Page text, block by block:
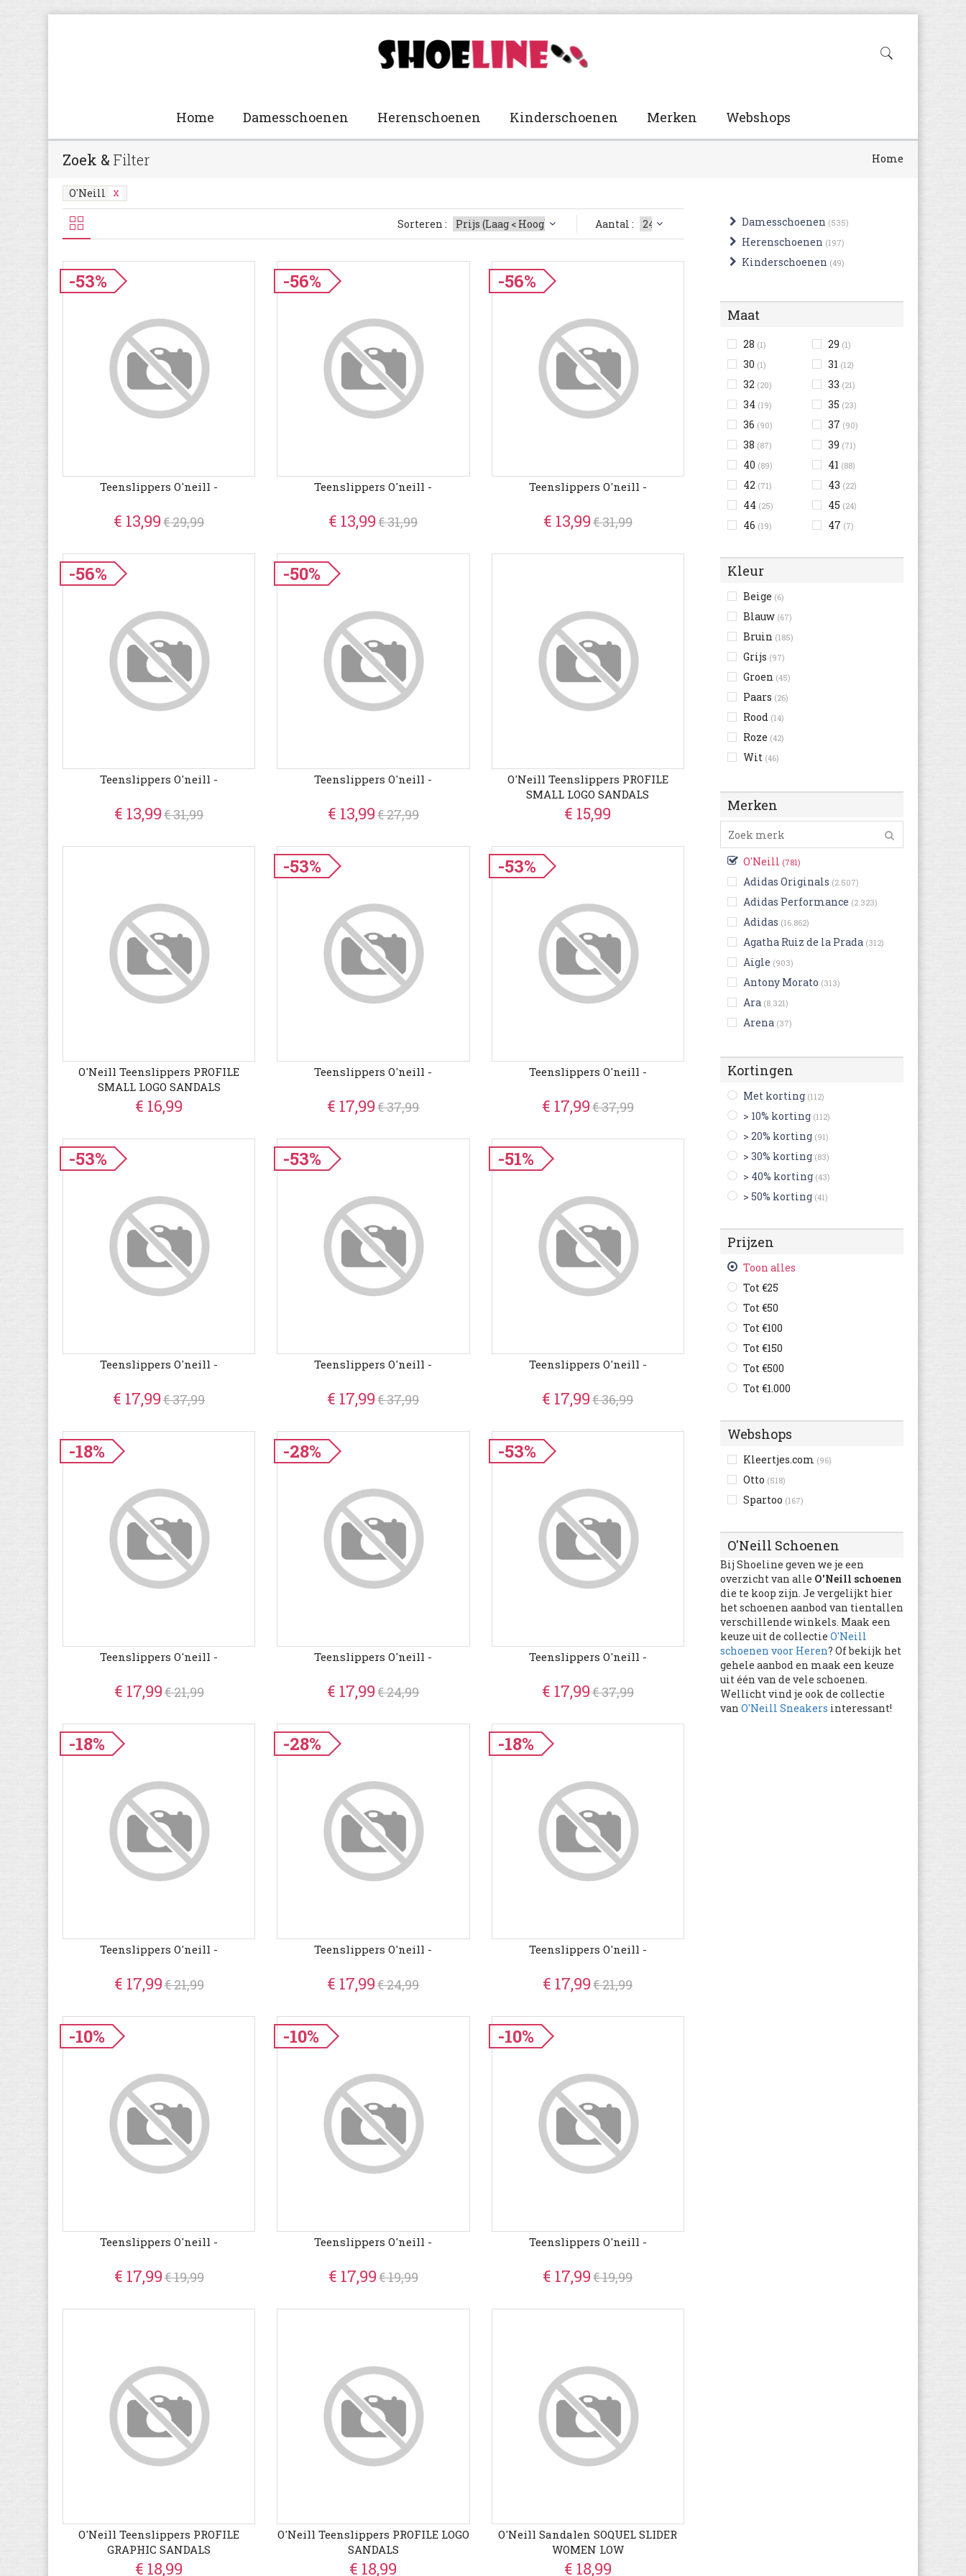
Home Damesschoenen Herenschoenen Kinderschoenen Merken Webshops
Zoek & Filter Home
O'Neill
Damesschoenen (535)
Herenschoenen (197)
Kinderschoenen (49)
Maat
28 (1) 29 (1)
30 (1) 31 (12)
32 (20) 33 (21)
34 (19) 35 (23)
36 (90) 37 (90)
38 (87) 39 (71)
40 (89) 41 (88)
42 (71) 43 (22)
44 (25) 45 (24)
46 (19) 47 (7)
Kleur
Beige (6)
Blauw (67)
Bruin (185)
Grijs (97)
Groen (45)
Paars (26)
Rood (14)
Roze (42)
Wit (46)
Zwart
Merken
O'Neill (781)
Adidas Originals (2.507)
Adidas Performance (2.323)
Adidas (16.862)
Agatha Ruiz de la Prada (312)
Aigle (903)
Antony Morato (313)
Ara (8.321)
Arena (37)
Ash
Aster
Australian (1.140)
Benetton
Bensimon (701)
Be Only
Bergstein (292)
Billabong
Birkenstock
Bisgaard
Björn Borg
Blackstone
Bobs (59)
Braqeez
Brenda Zaro
Buffalo
Bugatti (4.337)
Bullboxer
Bunker (10)
C1rca (15)
Cacharel (3)
Camel Active
Camper (3.821)
Caterpillar (1.130)
Catimini (105)
Champion (639)
chicco (1.627)
Chipie (2)
Kortingen
Met korting (112)
> 10% korting (112)
> 20% korting (91)
> 30% korting (83)
> 40% korting (43)
> 50% korting (41)
Prijzen
Toon alles
Tot €25
Tot €50
Tot €100
Tot €150
Tot €500
Tot €1.000
Webshops
Kleertjes.com (96)
Otto (518)
Spartoo (167)
O'Neill Schoenen
Bij Shoeline geven we je een
overzicht van alle O'Neill schoenen
die te koop zijn. Je vergelijkt hier
het schoenen aanbod van tientallen
verschillende winkels. Maak een
keuze uit de collectie O'Neill
schoenen voor Heren? Of bekijk het
gehele aanbod en maak een keuze
uit één van de vele schoenen.
Wellicht vind je ook de collectie
van O'Neill Sneakers interessant!
Sorteren : Aantal :
-53%
Teenslippers O'neill -
€ 13,99€ 29,99
-56%
Teenslippers O'neill -
€ 13,99€ 31,99
-56%
Teenslippers O'neill -
€ 13,99€ 31,99
-56%
Teenslippers O'neill -
€ 13,99€ 31,99
-50%
Teenslippers O'neill -
€ 13,99€ 27,99
O'Neill Teenslippers PROFILE
SMALL LOGO SANDALS
€ 15,99
O'Neill Teenslippers PROFILE
SMALL LOGO SANDALS
€ 16,99
-53%
Teenslippers O'neill -
€ 17,99€ 37,99
-53%
Teenslippers O'neill -
€ 17,99€ 37,99
-53%
Teenslippers O'neill -
€ 17,99€ 37,99
-53%
Teenslippers O'neill -
€ 17,99€ 37,99
-51%
Teenslippers O'neill -
€ 17,99€ 36,99
-18%
Teenslippers O'neill -
€ 17,99€ 21,99
-28%
Teenslippers O'neill -
€ 17,99€ 24,99
-53%
Teenslippers O'neill -
€ 17,99€ 37,99
-18%
Teenslippers O'neill -
€ 17,99€ 21,99
-28%
Teenslippers O'neill -
€ 17,99€ 24,99
-18%
Teenslippers O'neill -
€ 17,99€ 21,99
-10%
Teenslippers O'neill -
€ 17,99€ 19,99
-10%
Teenslippers O'neill -
€ 17,99€ 19,99
-10%
Teenslippers O'neill -
€ 17,99€ 19,99
O'Neill Teenslippers PROFILE
GRAPHIC SANDALS
€ 18,99
O'Neill Teenslippers PROFILE LOGO
SANDALS
€ 18,99
O'Neill Sandalen SOQUEL SLIDER
WOMEN LOW
€ 18,99